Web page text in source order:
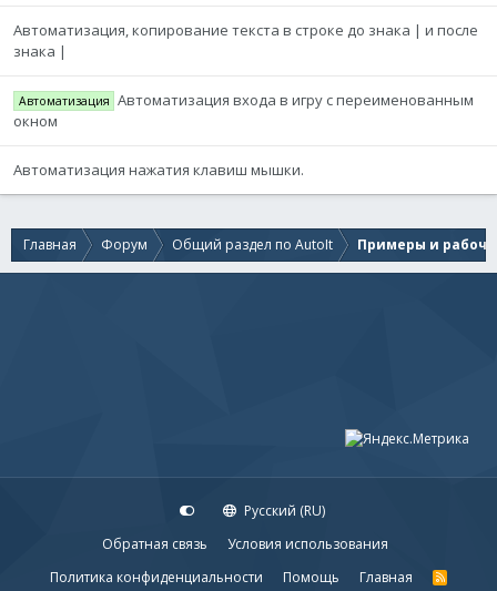
Автоматизация, копирование текста в строке до знака | и после
знака |
Автоматизация Автоматизация входа в игру с переименованным
окном
Автоматизация нажатия клавиш мышки.
Главная Форум Общий раздел по AutoIt Примеры и
Русский (RU)
Обратная связь
Условия использования
Политика конфиденциальности
Помощь Главная
R